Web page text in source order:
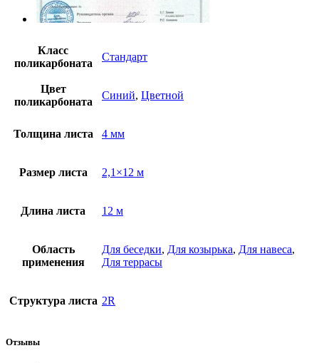
Класс
поликарбоната
Стандарт
Цвет
поликарбоната
Синий, Цветной
Толщина листа 4 мм
Размер листа 2,1×12 м
Длина листа 12 м
Область
применения
Для беседки, Для козырька, Для навеса,
Для террасы
Структура листа 2R
Отзывы